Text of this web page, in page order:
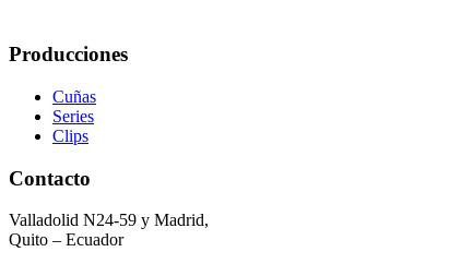
Producciones
Cuñas
Series
Clips
Contacto
Valladolid N24-59 y Madrid,
Quito – Ecuador